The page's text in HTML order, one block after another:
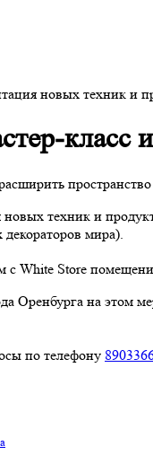
новых техник и
новых техник и
мира).
с White Store
Оренбурга на этом
по телефону